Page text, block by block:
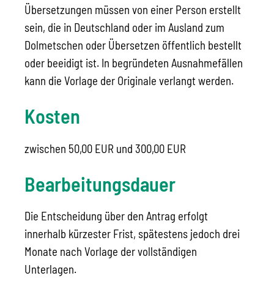
Übersetzungen müssen von einer Person erstellt
sein, die in Deutschland oder im Ausland zum
Dolmetschen oder Übersetzen öffentlich bestellt
oder beeidigt ist. In begründeten Ausnahmefällen
kann die Vorlage der Originale verlangt werden.
Kosten
zwischen 50,00 EUR und 300,00 EUR
Bearbeitungsdauer
Die Entscheidung über den Antrag erfolgt
innerhalb kürzester Frist, spätestens jedoch drei
Monate nach Vorlage der vollständigen
Unterlagen.